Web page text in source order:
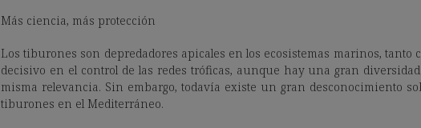
Más ciencia, más protección
Los tiburones son depredadores apicales en los ecosistemas marinos, tanto
decisivo en el control de las redes tróficas, aunque hay una gran
misma relevancia. Sin embargo, todavía existe un gran desconocimiento
tiburones en el Mediterráneo.